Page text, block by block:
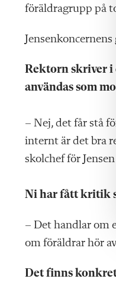
föräldragrupp på
Rektorn skriver i
användas som
– Nej, det får stå
internt är det bra
skolchef för
Ni har fått kritik
– Det handlar om
om föräldrar hör
Det finns